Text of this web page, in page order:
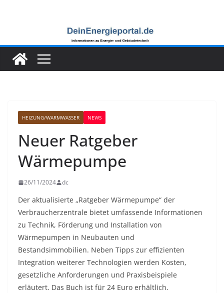
HEIZUNG/WARMWASSER NEWS
Neuer Ratgeber
Wärmepumpe
26/11/2024 dc
Der aktualisierte „Ratgeber Wärmepumpe“ der
Verbraucherzentrale bietet umfassende Informationen
zu Technik, Förderung und Installation von
Wärmepumpen in Neubauten und
Bestandsimmobilien. Neben Tipps zur effizienten
Integration weiterer Technologien werden Kosten,
gesetzliche Anforderungen und Praxisbeispiele
erläutert. Das Buch ist für 24 Euro erhältlich.